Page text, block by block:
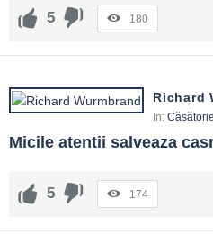
5 180
Richard
In: Căsătorie
Micile atentii salveaza
5 174